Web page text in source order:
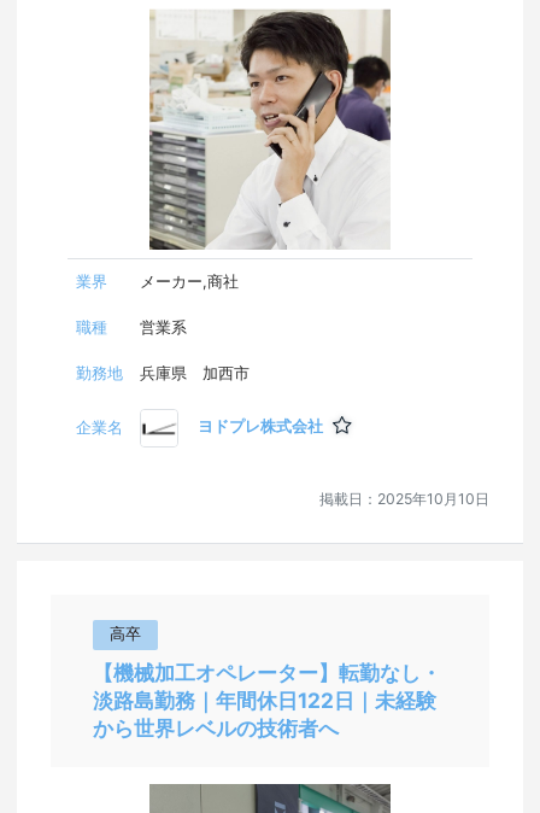
神奈川県
新潟県
富山県
石川県
長野県
岐阜県
静岡県
時短勤務可
業界 メーカー,商社
職種 営業系
勤務地 兵庫県 加西市
企業名 ヨドプレ株式会社
掲載日： 2025年10月10日
高卒
【機械加工オペレーター】転勤なし・
淡路島勤務｜年間休日122日｜未経験
から世界レベルの技術者へ